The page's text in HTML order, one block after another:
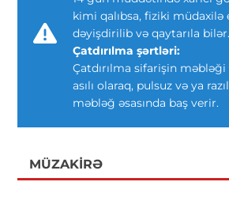
kimi qalıbsa, fiziki müdaxilə
dəyişdirilib və qaytarıla bilər.
Çatdırılma şərtləri:
Çatdırılma sifarişin
asılı olaraq, pulsuz və ya
məbləğ əsasında baş verir.
MÜZAKIRƏ